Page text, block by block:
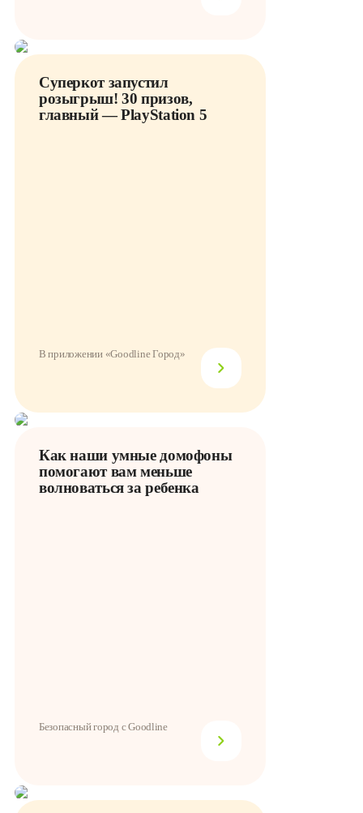
Суперкот запустил
розыгрыш! 30 призов,
главный — PlayStation 5
В приложении «Goodline Город»
Как наши умные домофоны
помогают вам меньше
волноваться за ребенка
Безопасный город с Goodline